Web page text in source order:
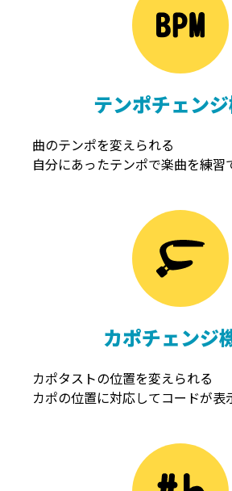
テンポチェン
曲のテンポを変えられる
自分にあったテンポで楽曲を練習
カポチェンジ
カポタストの位置を変えられる
カポの位置に対応してコードが表